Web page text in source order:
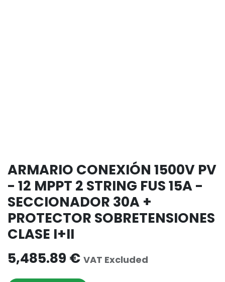
ARMARIO CONEXIÓN 1500V PV
- 12 MPPT 2 STRING FUS 15A -
SECCIONADOR 30A +
PROTECTOR SOBRETENSIONES
CLASE I+II
5,485.89 € VAT Excluded